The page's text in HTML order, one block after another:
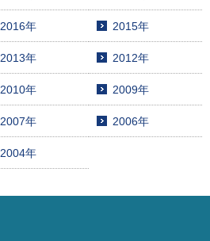
2016年 2015年
2013年 2012年
2010年 2009年
2007年 2006年
2004年